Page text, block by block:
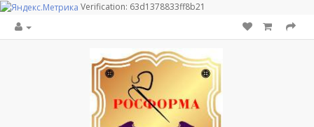
Verification: 63d1378833ff8b21